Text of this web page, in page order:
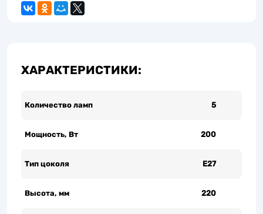
ХАРАКТЕРИСТИКИ:
Количество ламп 5
Мощность, Вт 200
Тип цоколя Е27
Высота, мм 220